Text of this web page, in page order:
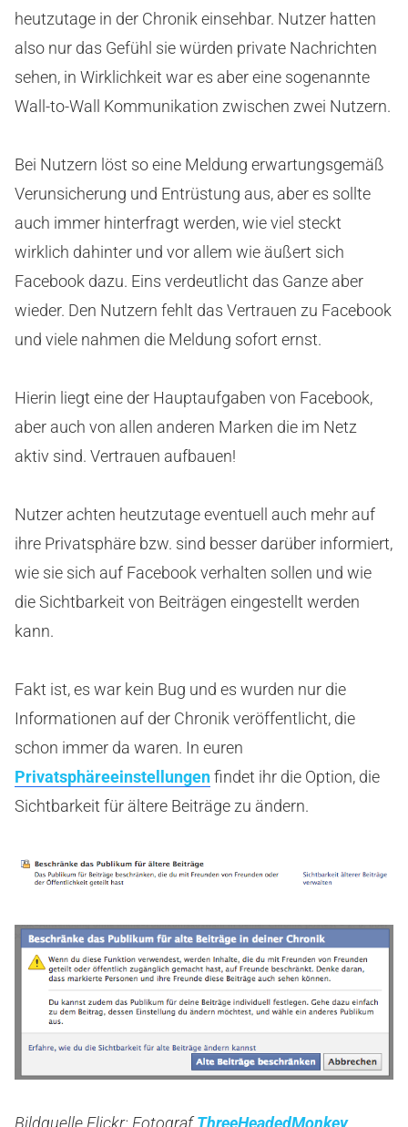
heutzutage in der Chronik einsehbar. Nutzer hatten
also nur das Gefühl sie würden private Nachrichten
sehen, in Wirklichkeit war es aber eine sogenannte
Wall-to-Wall Kommunikation zwischen zwei Nutzern.
Bei Nutzern löst so eine Meldung erwartungsgemäß
Verunsicherung und Entrüstung aus, aber es sollte
auch immer hinterfragt werden, wie viel steckt
wirklich dahinter und vor allem wie äußert sich
Facebook dazu. Eins verdeutlicht das Ganze aber
wieder. Den Nutzern fehlt das Vertrauen zu Facebook
und viele nahmen die Meldung sofort ernst.
Hierin liegt eine der Hauptaufgaben von Facebook,
aber auch von allen anderen Marken die im Netz
aktiv sind. Vertrauen aufbauen!
Nutzer achten heutzutage eventuell auch mehr auf
ihre Privatsphäre bzw. sind besser darüber informiert,
wie sie sich auf Facebook verhalten sollen und wie
die Sichtbarkeit von Beiträgen eingestellt werden
kann.
Fakt ist, es war kein Bug und es wurden nur die
Informationen auf der Chronik veröffentlicht, die
schon immer da waren. In euren
Privatsphäreeinstellungenfindet ihr die Option, die
Sichtbarkeit für ältere Beiträge zu ändern.
Bildquelle Flickr: FotografThreeHeadedMonkey